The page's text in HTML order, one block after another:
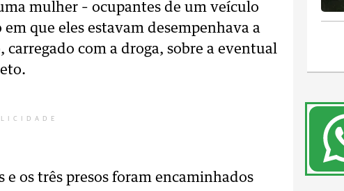
mulher – ocupantes de um veículo
que eles estavam desempenhava a
com a droga, sobre a eventual
os três presos foram encaminhados